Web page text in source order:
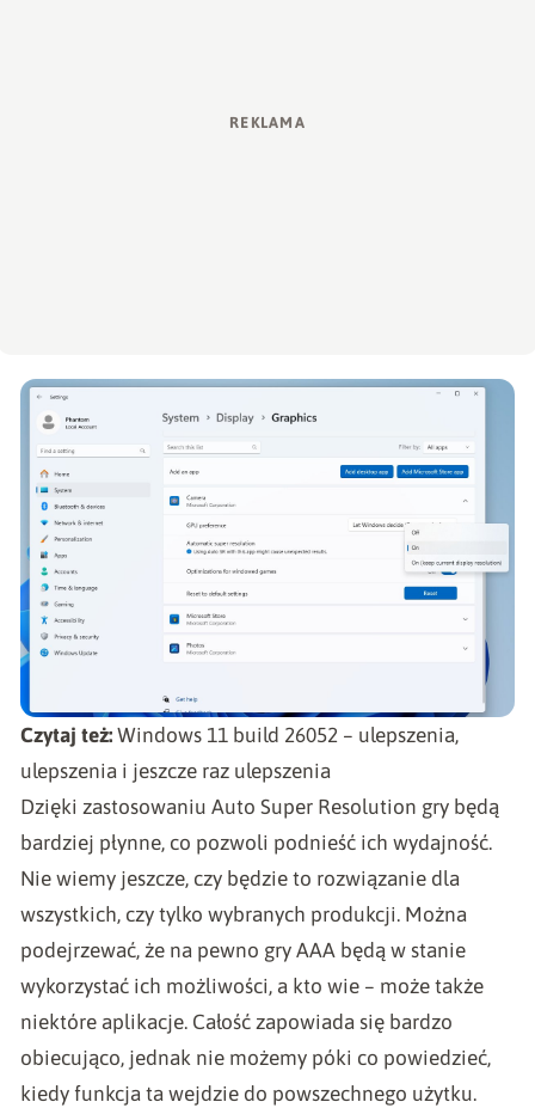
Czytaj też:Windows 11 build 26052 – ulepszenia,
ulepszenia i jeszcze raz ulepszenia
Dzięki zastosowaniu Auto Super Resolution gry będą
bardziej płynne, co pozwoli podnieść ich wydajność.
Nie wiemy jeszcze, czy będzie to rozwiązanie dla
wszystkich, czy tylko wybranych produkcji. Można
podejrzewać, że na pewno gry AAA będą w stanie
wykorzystać ich możliwości, a kto wie – może także
niektóre aplikacje. Całość zapowiada się bardzo
obiecująco, jednak nie możemy póki co powiedzieć,
kiedy funkcja ta wejdzie do powszechnego użytku.